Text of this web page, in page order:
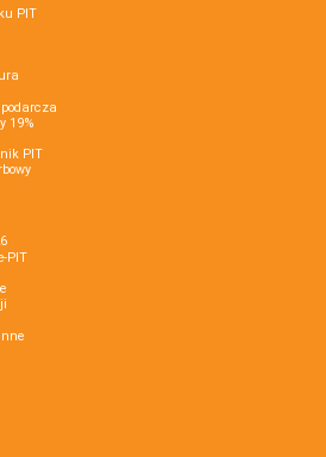
PIT
19%
PIT
PIT